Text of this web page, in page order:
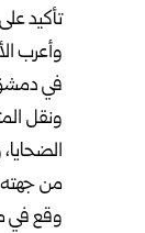
تأكيد
وأعرب
في
ونقل
من
وقع في